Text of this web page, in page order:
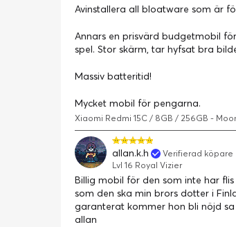
Avinstallera all bloatware som är
Annars en prisvärd budgetmobil
spel. Stor skärm, tar hyfsat bra
Massiv batteritid!
Mycket mobil för pengarna.
Xiaomi Redmi 15C / 8GB / 256GB -
allan.k.h
Verifierad köpare
Lvl 16 Royal Vizier
Billig mobil för den som inte har
som den ska min brors dotter i
garanterat kommer hon bli nöjd
allan